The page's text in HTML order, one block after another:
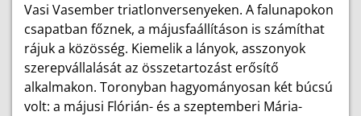
Vasi Vasember triatlonversenyeken. A falunapokon
csapatban főznek, a májusfaállításon is számíthat
rájuk a közösség. Kiemelik a lányok, asszonyok
szerepvállalását az összetartozást erősítő
alkalmakon. Toronyban hagyományosan két búcsú
volt: a májusi Flórián- és a szeptemberi Mária-